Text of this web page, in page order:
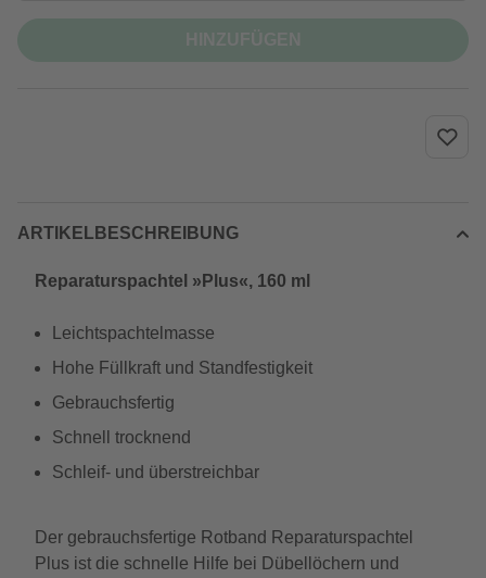
ARTIKELBESCHREIBUNG
Reparaturspachtel »Plus«, 160 ml
Leichtspachtelmasse
Hohe Füllkraft und Standfestigkeit
Gebrauchsfertig
Schnell trocknend
Schleif- und überstreichbar
Der gebrauchsfertige Rotband Reparaturspachtel
Plus ist die schnelle Hilfe bei Dübellöchern und